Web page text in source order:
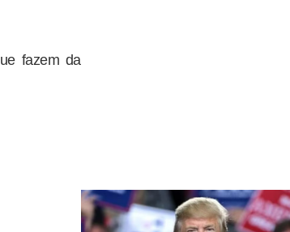
fazem da